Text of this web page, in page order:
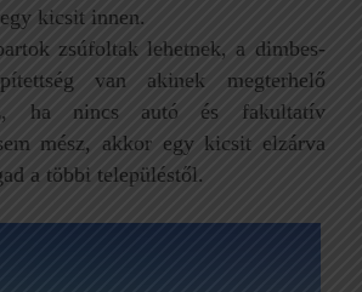
kicsit innen.
zsúfoltak lehetnek, a dimbes-
van akinek megterhelő
ha nincs autó és fakultatív
mész, akkor egy kicsit elzárva
a többi településtől.